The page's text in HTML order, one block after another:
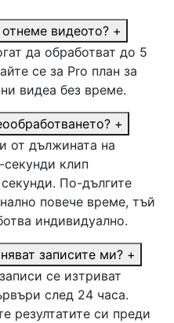
видеото? +
да обработват до 5
се за Pro план за
видеа без време.
+
от дължината на
клип
По-дългите
повече време, тъй
индивидуално.
записите ми? +
се изтриват
след 24 часа.
резултатите си преди